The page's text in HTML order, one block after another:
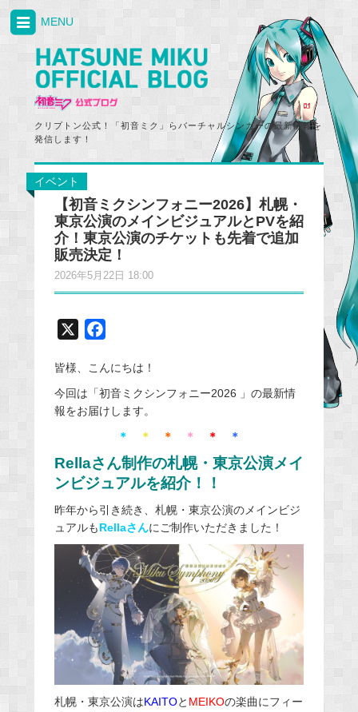
クリプトン公式！「初音ミク」らバーチャルシンガーの最新情報を
発信します！
MENU
イベント
【初音ミクシンフォニー2026】札幌・
東京公演のメインビジュアルとPVを紹
介！東京公演のチケットも先着で追加
販売決定！
2026年5月22日 18:00
c
e
b
k
皆様、こんにちは！
今回は「初音ミクシンフォニー2026 」の最新情
報をお届けします。
＊
＊ ＊ ＊ ＊ ＊
Rellaさん制作の札幌・東京公演メイ
ンビジュアルを紹介！！
昨年から引き続き、札幌・東京公演のメインビジ
ュアルもRellaさんにご制作いただきました！
札幌・東京公演はKAITOと MEIKOの楽曲にフィー